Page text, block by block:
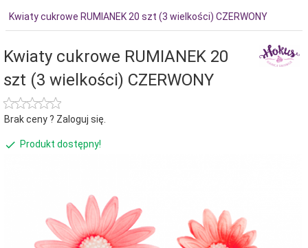
Kwiaty cukrowe RUMIANEK 20 szt (3 wielkości) CZERWONY
Kwiaty cukrowe RUMIANEK 20
szt (3 wielkości) CZERWONY
Brak ceny ? Zaloguj się.
Produkt dostępny!